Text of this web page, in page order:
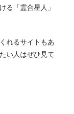
る「霊合星人」
れるサイトもあ
い人はぜひ見て